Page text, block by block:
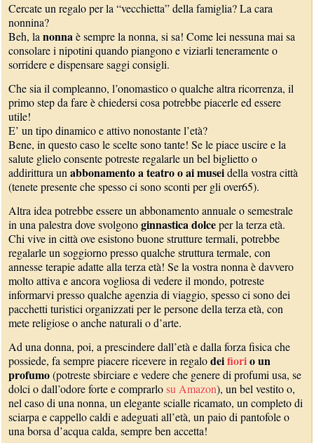
Cercate un regalo per la “vecchietta” della famiglia? La cara
nonnina?
Beh, lanonnaè sempre la nonna, si sa! Come lei nessuna mai sa
consolare i nipotini quando piangono e viziarli teneramente o
sorridere e dispensare saggi consigli.
Che sia il compleanno, l’onomastico o qualche altra ricorrenza, il
primo step da fare è chiedersi cosa potrebbe piacerle ed essere
utile!
E’ un tipo dinamico e attivo nonostante l’età?
Bene, in questo caso le scelte sono tante! Se le piace uscire e la
salute glielo consente potreste regalarle un bel biglietto o
addirittura unabbonamento a teatro o ai museidella vostra città
(tenete presente che spesso ci sono sconti per gli over65).
Altra idea potrebbe essere un abbonamento annuale o semestrale
in una palestra dove svolgonoginnastica dolceper la terza età.
Chi vive in città ove esistono buone strutture termali, potrebbe
regalarle un soggiorno presso qualche struttura termale, con
annesse terapie adatte alla terza età! Se la vostra nonna è davvero
molto attiva e ancora vogliosa di vedere il mondo, potreste
informarvi presso qualche agenzia di viaggio, spesso ci sono dei
pacchetti turistici organizzati per le persone della terza età, con
mete religiose o anche naturali o d’arte.
Ad una donna, poi, a prescindere dall’età e dalla forza fisica che
possiede, fa sempre piacere ricevere in regalodeifiorio un
profumo(potreste sbirciare e vedere che genere di profumi usa, se
dolci o dall’odore forte e comprarlosu Amazon), un bel vestito o,
nel caso di una nonna, un elegante scialle ricamato, un completo di
sciarpa e cappello caldi e adeguati all’età, un paio di pantofole o
una borsa d’acqua calda, sempre ben accetta!